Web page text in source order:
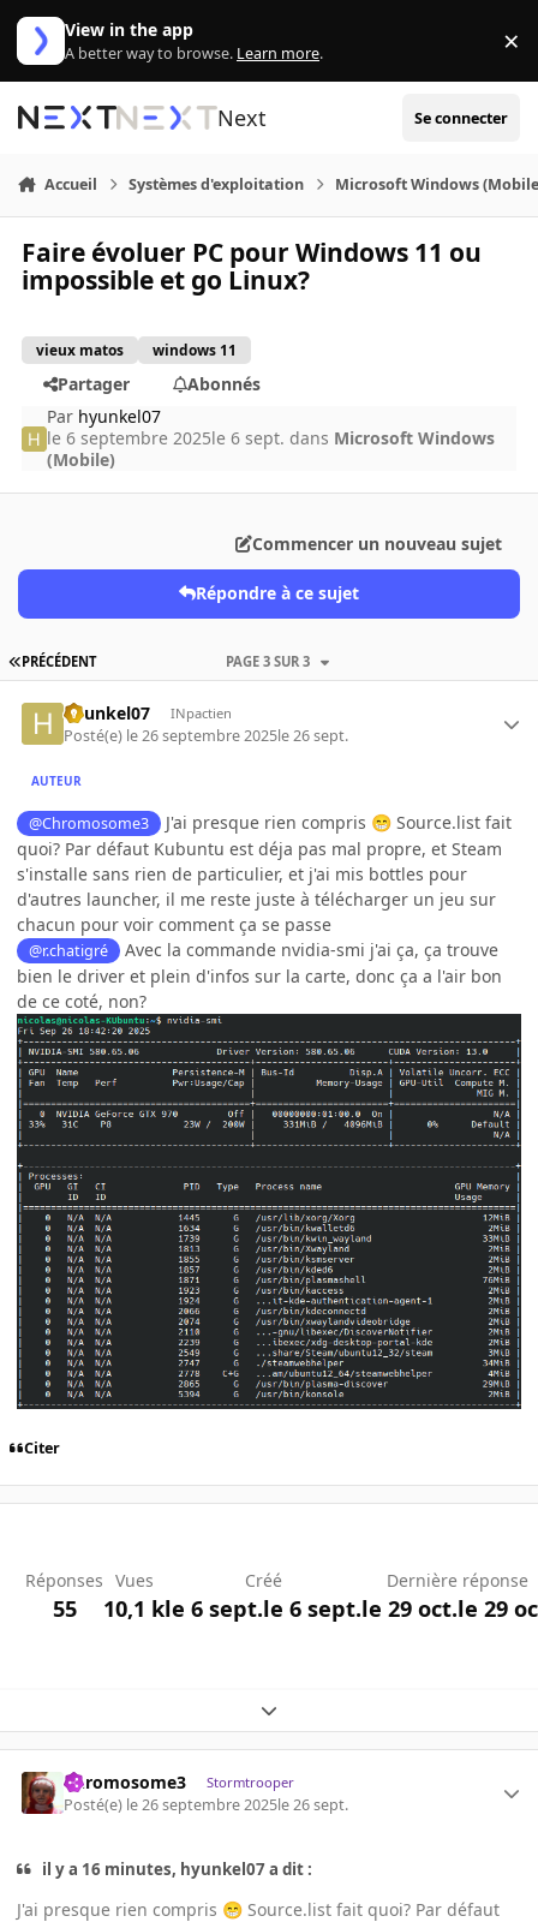
Aller au contenu
View in the app
A better way to browse. Learn more. ×
Next Se connecter
Accueil Systèmes d'exploitation Microsoft Windows
Faire évoluer PC pour Windows 11 ou
impossible et go Linux?
vieux matos windows 11
Partager
Abonnés
Par hyunkel07
le 6 septembre 2025le 6 sept. dans Microsoft Windows
(Mobile)
Commencer un nouveau sujet
Répondre à ce sujet
PRÉCÉDENT PAGE 3 SUR 3
hyunkel07 INpactien
Posté(e) le 26 septembre 2025le 26 sept.
AUTEUR
@Chromosome3 J'ai presque rien compris 😁 Source.list fait
quoi? Par défaut Kubuntu est déja pas mal propre, et Steam
s'installe sans rien de particulier, et j'ai mis bottles pour
d'autres launcher, il me reste juste à télécharger un jeu sur
chacun pour voir comment ça se passe
@r.chatigré
Avec la commande nvidia-smi j'ai ça, ça trouve
bien le driver et plein d'infos sur la carte, donc ça a l'air bon
de ce coté, non?
Citer
Réponses
55
Vues
10,1 k
Créé
le 6 sept.le 6 sept.
Dernière réponse
le 29 oct.le 29
Expand topic overview
Chromosome3 Stormtrooper
Posté(e) le 26 septembre 2025le 26 sept.
il y a 16 minutes, hyunkel07 a dit :
J'ai presque rien compris 😁 Source.list fait quoi? Par défaut